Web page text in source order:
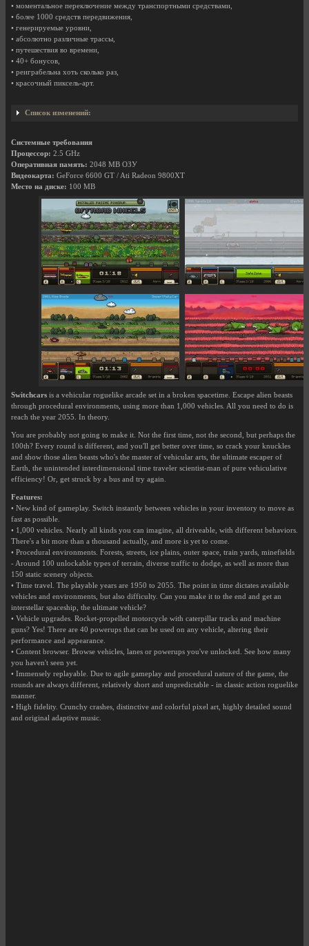
• моментальное переключение между транспортными средствами,
• более 1000 средств передвижения,
• генерируемые уровни,
• абсолютно различные трассы,
• путешествия во времени,
• 40+ бонусов,
• реиграбельна хоть сколько раз,
• красочный пиксель-арт.
Список изменений:
Системные требования
Процессор: 2.5 GHz
Оперативная память: 2048 MB ОЗУ
Видеокарта: GeForce 6600 GT / Ati Radeon 9800XT
Место на диске: 100 MB
Switchcars is a vehicular roguelike arcade set in a broken spacetime. Escape alien beasts
through procedural environments, using more than 1,000 vehicles. All you need to do is
reach the year 2055. In theory.
You are probably not going to make it. Not the first time, not the second, but perhaps the
100th? Every round is different, and you'll get better over time, so crack your knuckles
and show those alien beasts who's the master of vehicular arts, the ultimate escaper of
Earth, the unintended interdimensional time traveler scientist-man of pure vehiculative
efficiency! Or, get struck by a bus and try again.
Features:
• New kind of gameplay. Switch instantly between vehicles in your inventory to move as
fast as possible.
• 1,000 vehicles. Nearly all kinds you can imagine, all driveable, with different behaviors.
There's a bit more than a thousand actually, and more is yet to come.
• Procedural environments. Forests, streets, ice plains, outer space, train yards, minefields
- Around 100 unlockable types of terrain, diverse traffic to dodge, as well as more than
150 static scenery objects.
• Time travel. The playable years are 1950 to 2055. The point in time dictates available
vehicles and environments, but also difficulty. Can you make it to the end and get an
interstellar spaceship, the ultimate vehicle?
• Vehicle upgrades. Rocket-propelled motorcycle with caterpillar tracks and machine
guns? Yes! There are 40 powerups that can be used on any vehicle, altering their
performance and appearance.
• Content browser. Browse vehicles, lanes or powerups you've unlocked. See how many
you haven't seen yet.
• Immensely replayable. Due to agile gameplay and procedural nature of the game, the
rounds are always different, relatively short and unpredictable - in classic action roguelike
manner.
• High fidelity. Crunchy crashes, distinctive and colorful pixel art, highly detailed sound
and original adaptive music.